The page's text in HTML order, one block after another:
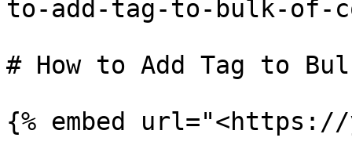
to-add-tag-to-bulk-of-
# How to Add Tag to
{% embed url="<https://